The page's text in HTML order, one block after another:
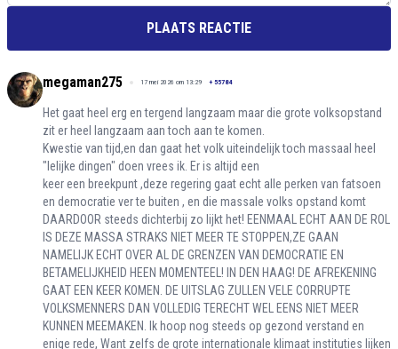
PLAATS REACTIE
megaman275 17 mei 2026 om 13:29 + 55784
Het gaat heel erg en tergend langzaam maar die grote volksopstand
zit er heel langzaam aan toch aan te komen.
Kwestie van tijd,en dan gaat het volk uiteindelijk toch massaal heel
"lelijke dingen" doen vrees ik. Er is altijd een
keer een breekpunt ,deze regering gaat echt alle perken van fatsoen
en democratie ver te buiten , en die massale volks opstand komt
DAARDOOR steeds dichterbij zo lijkt het! EENMAAL ECHT AAN DE ROL
IS DEZE MASSA STRAKS NIET MEER TE STOPPEN,ZE GAAN
NAMELIJK ECHT OVER AL DE GRENZEN VAN DEMOCRATIE EN
BETAMELIJKHEID HEEN MOMENTEEL! IN DEN HAAG! DE AFREKENING
GAAT EEN KEER KOMEN. DE UITSLAG ZULLEN VELE CORRUPTE
VOLKSMENNERS DAN VOLLEDIG TERECHT WEL EENS NIET MEER
KUNNEN MEEMAKEN. Ik hoop nog steeds op gezond verstand en
enige rede, Want zelfs de grote internationale klimaat instituties lijken